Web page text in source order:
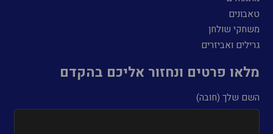
טאבונים
משחקי שולחן
גרילים ואביזרים
מלאו פרטים ונחזור אליכם בהקדם
השם שלך (חובה)